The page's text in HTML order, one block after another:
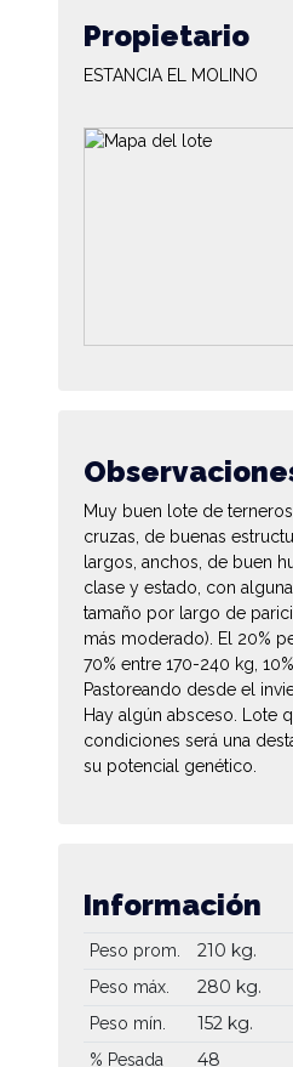
Propietario
ESTANCIA EL MOLINO
Muy buen lote de
cruzas, de buenas
largos, anchos, de buen
clase y estado, con
tamaño por largo de
más moderado). El 20%
70% entre 170-240 kg,
Pastoreando desde el
Hay algún absceso. Lote
condiciones será una
su potencial genético.
Información
Peso prom. 210 kg.
Peso máx. 280 kg.
Peso mín. 152 kg.
% Pesada 48